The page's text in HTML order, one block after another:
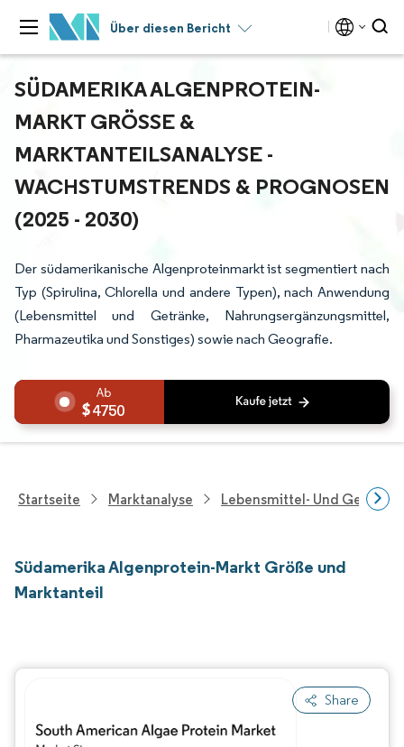
Über diesen Bericht
SÜDAMERIKA ALGENPROTEIN-
MARKT GRÖSSE & M
ARKTANTEILSANALYSE - W
ACHSTUMSTRENDS & PROGNOSEN (
2025 - 2030)
Der südamerikanische Algenproteinmarkt ist segmentiert nach
Typ (Spirulina, Chlorella und andere Typen), nach Anwendung
(Lebensmittel und Getränke, Nahrungsergänzungsmittel,
Pharmazeutika und Sonstiges) sowie nach Geografie.
4750
Startseite Marktanalyse Lebensmittel- Und
Südamerika Algenprotein-Markt Größe und
Marktanteil
Share